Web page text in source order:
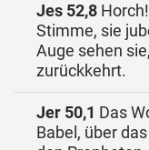
Jes 52,8
Stimme, sie
Auge sehen
zurückkehrt.
Jer 50,1 Das
Babel, über